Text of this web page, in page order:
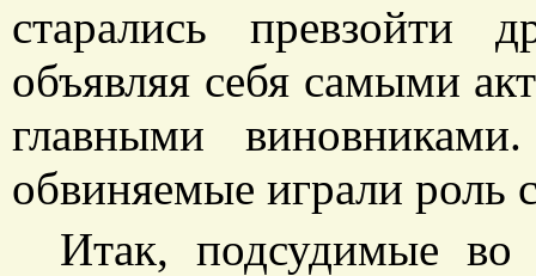
старались превзойти
объявляя себя самыми
главными
обвиняемые играли роль
Итак, подсудимые во